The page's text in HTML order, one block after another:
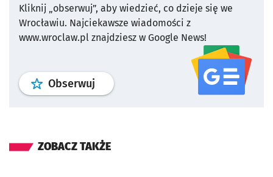
Kliknij „obserwuj”, aby wiedzieć, co dzieje się we
Wrocławiu. Najciekawsze wiadomości z
www.wroclaw.pl znajdziesz w Google News!
Obserwuj profil serwisu
ZOBACZ TAKŻE